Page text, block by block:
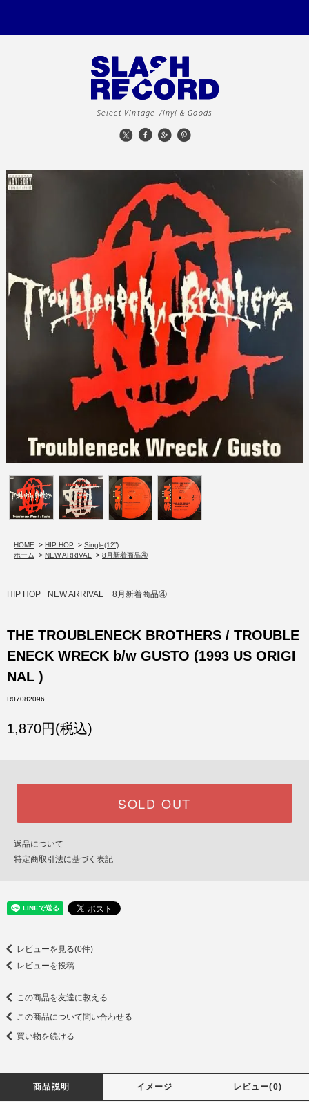
Select Vintage Vinyl & Goods
HOME > HIP HOP > Single(12”)
ホーム
> NEW ARRIVAL > 8月新着商品④
HIP HOP NEW ARRIVAL 8月新着商品④
THE TROUBLENECK BROTHERS / TROUBLE
ENECK WRECK b/w GUSTO (1993 US ORIGI
NAL )
R07082096
1,870円(税込)
SOLD OUT
返品について
特定商取引法に基づく表記
レビューを見る(0件)
レビューを投稿
この商品を友達に教える
この商品について問い合わせる
買い物を続ける
商品説明 イメージ レビュー(0)